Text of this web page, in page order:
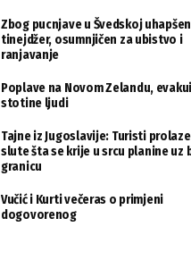
Zbog pucnjave u Švedskoj uhapšen
tinejdžer, osumnjičen za ubistvo i
ranjavanje
Poplave na Novom Zelandu,
stotine ljudi
Tajne iz Jugoslavije: Turisti
slute šta se krije u srcu planine uz
granicu
Vučić i Kurti večeras o primjeni
dogovorenog